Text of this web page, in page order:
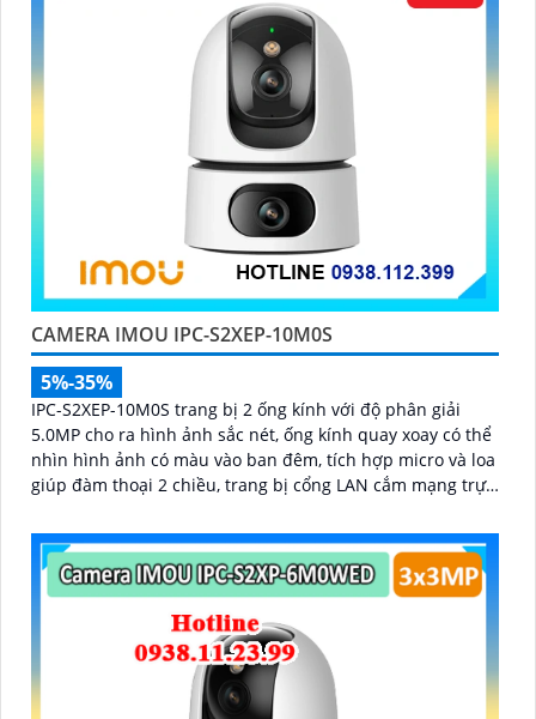
CAMERA IMOU IPC-S2XEP-10M0S
5%-35%
IPC-S2XEP-10M0S trang bị 2 ống kính với độ phân giải
5.0MP cho ra hình ảnh sắc nét, ống kính quay xoay có thể
nhìn hình ảnh có màu vào ban đêm, tích hợp micro và loa
giúp đàm thoại 2 chiều, trang bị cổng LAN cắm mạng trực